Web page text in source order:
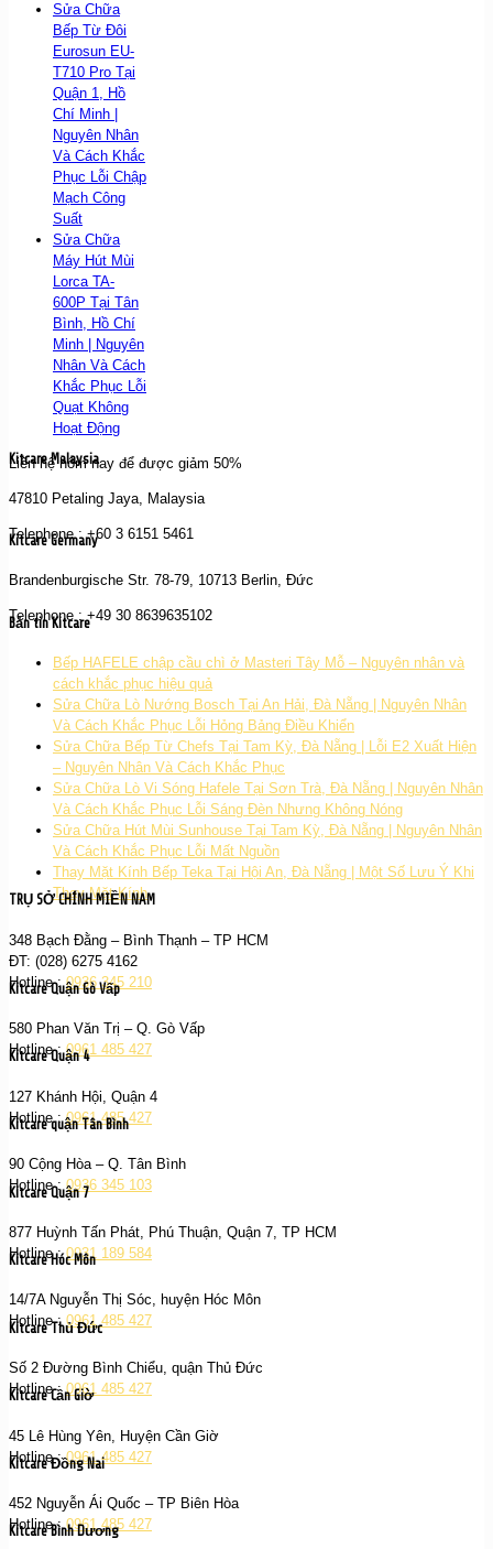
Sửa Chữa
Bếp Từ Đôi
Eurosun EU-
T710 Pro Tại
Quận 1, Hồ
Chí Minh |
Nguyên Nhân
Và Cách Khắc
Phục Lỗi Chập
Mạch Công
Suất
Sửa Chữa
Máy Hút Mùi
Lorca TA-
600P Tại Tân
Bình, Hồ Chí
Minh | Nguyên
Nhân Và Cách
Khắc Phục Lỗi
Quạt Không
Hoạt Động
Liên hệ hôm nay để được giảm 50%
Kitcare Malaysia
47810 Petaling Jaya, Malaysia
Telephone : +60 3 6151 5461
Kitcare Germany
Brandenburgische Str. 78-79, 10713 Berlin, Đức
Telephone : +49 30 8639635102
Bản tin Kitcare
Bếp HAFELE chập cầu chì ở Masteri Tây Mỗ – Nguyên nhân và
cách khắc phục hiệu quả
Sửa Chữa Lò Nướng Bosch Tại An Hải, Đà Nẵng | Nguyên Nhân
Và Cách Khắc Phục Lỗi Hỏng Bảng Điều Khiển
Sửa Chữa Bếp Từ Chefs Tại Tam Kỳ, Đà Nẵng | Lỗi E2 Xuất Hiện
– Nguyên Nhân Và Cách Khắc Phục
Sửa Chữa Lò Vi Sóng Hafele Tại Sơn Trà, Đà Nẵng | Nguyên Nhân
Và Cách Khắc Phục Lỗi Sáng Đèn Nhưng Không Nóng
Sửa Chữa Hút Mùi Sunhouse Tại Tam Kỳ, Đà Nẵng | Nguyên Nhân
Và Cách Khắc Phục Lỗi Mất Nguồn
Thay Mặt Kính Bếp Teka Tại Hội An, Đà Nẵng | Một Số Lưu Ý Khi
Thay Mặt Kính
TRỤ SỞ CHÍNH MIỀN NAM
348 Bạch Đằng – Bình Thạnh – TP HCM
ĐT: (028) 6275 4162
Hotline :0936 345 210
Kitcare Quận Gò Vấp
580 Phan Văn Trị – Q. Gò Vấp
Hotline :0961 485 427
Kitcare Quận 4
127 Khánh Hội, Quận 4
Hotline :0961 485 427
Kitcare quận Tân Bình
90 Cộng Hòa – Q. Tân Bình
Hotline :0936 345 103
Kitcare Quận 7
877 Huỳnh Tấn Phát, Phú Thuận, Quận 7, TP HCM
Hotline :0931 189 584
Kitcare Hóc Môn
14/7A Nguyễn Thị Sóc, huyện Hóc Môn
Hotline :0961 485 427
Kitcare Thủ Đức
Số 2 Đường Bình Chiểu, quận Thủ Đức
Hotline :0961 485 427
Kitcare Cần Giờ
45 Lê Hùng Yên, Huyện Cần Giờ
Hotline :0961 485 427
Kitcare Đồng Nai
452 Nguyễn Ái Quốc – TP Biên Hòa
Hotline :0961 485 427
Kitcare Bình Dương